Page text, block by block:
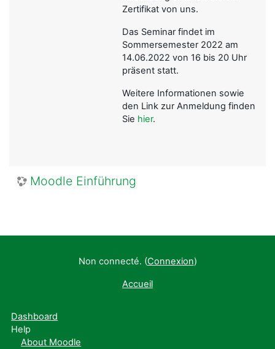
Zertifikat von uns.
Das Seminar findet im
Sommersemester 2022 am
14.06.2022 von 16 bis 20 Uhr
präsent statt.
Weitere Informationen sowie
den Link zur Anmeldung finden
Sie hier.
Moodle Einführung
Non connecté. (Connexion)
Accueil
Dashboard
Help
About Moodle